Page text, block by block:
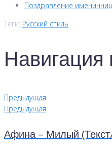
Поздравление
Теги: Русский стиль
Предыдущая
Предыдущая
Афина – Милый